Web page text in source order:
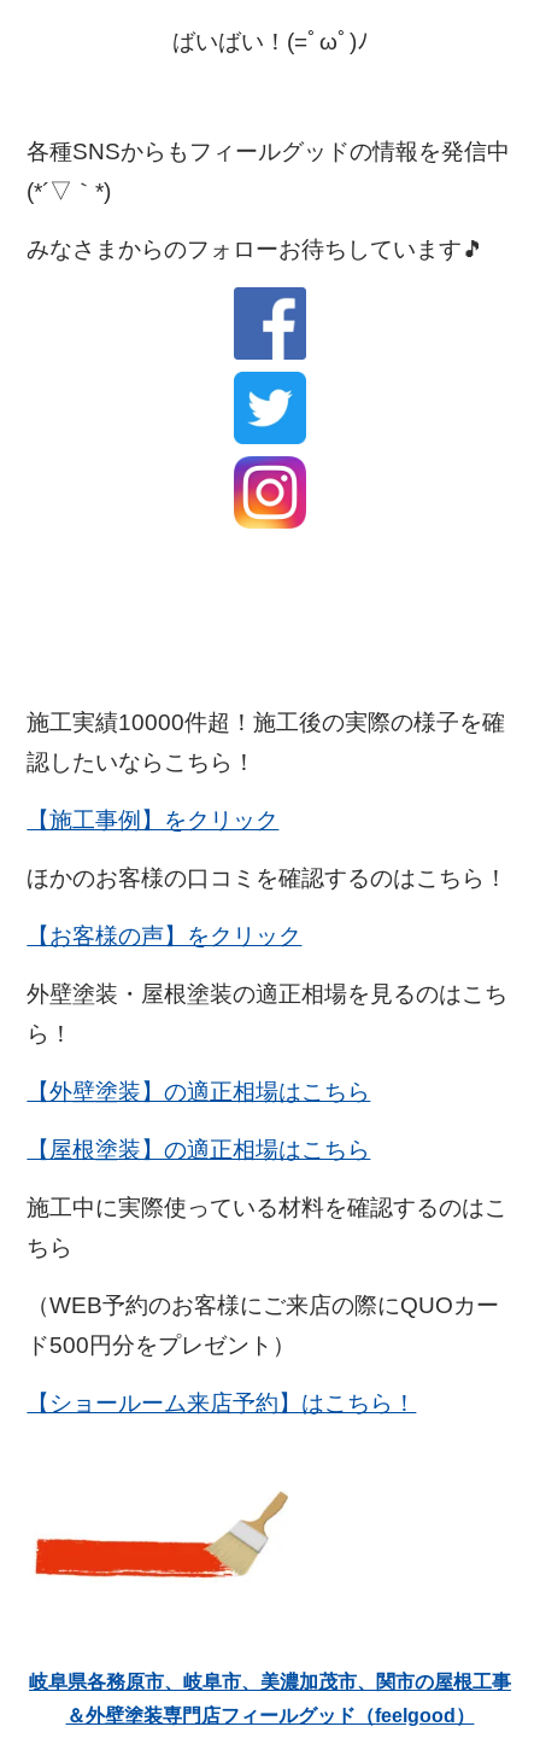
ばいばい！(=ﾟωﾟ)ﾉ
各種SNSからもフィールグッドの情報を発信中
(*´▽｀*)
みなさまからのフォローお待ちしています🎵
施工実績10000件超！施工後の実際の様子を確
認したいならこちら！
【施工事例】をクリック
ほかのお客様の口コミを確認するのはこちら！
【お客様の声】をクリック
外壁塗装・屋根塗装の適正相場を見るのはこち
ら！
【外壁塗装】の適正相場はこちら
【屋根塗装】の適正相場はこちら
施工中に実際使っている材料を確認するのはこ
ちら
（WEB予約のお客様にご来店の際にQUOカー
ド500円分をプレゼント）
【ショールーム来店予約】はこちら！
岐阜県各務原市、岐阜市、美濃加茂市、関市の屋根工事
＆外壁塗装専門店フィールグッド（feelgood）